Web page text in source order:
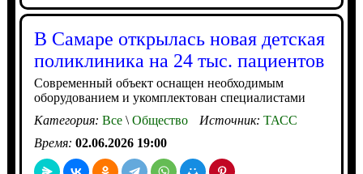
В Самаре открылась новая детская
поликлиника на 24 тыс. пациентов
Современный объект оснащен необходимым
оборудованием и укомплектован специалистами
Категория: Все\Общество Источник: ТАСС
Время: 02.06.2026 19:00